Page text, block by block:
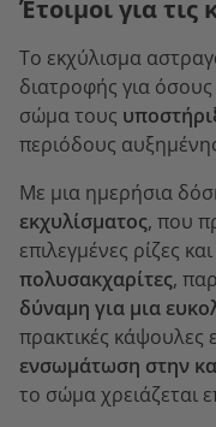
Έτοιμοι για
Το εκχύλισμα
διατροφής για
σώμα τους
περιόδους
Με μια ημερήσια
εκχυλίσματος, που
επιλεγμένες ρίζες και
πολυσακχαρίτες,
δύναμη για μια
πρακτικές κάψουλες
ενσωμάτωση στην
το σώμα χρειάζεται